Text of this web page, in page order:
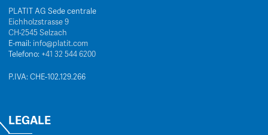
PLATIT AG Sede centrale
Eichholzstrasse 9
CH-2545 Selzach
E-mail: info@platit.com
Telefono: +41 32 544 6200
P.IVA: CHE-102.129.266
LEGALE